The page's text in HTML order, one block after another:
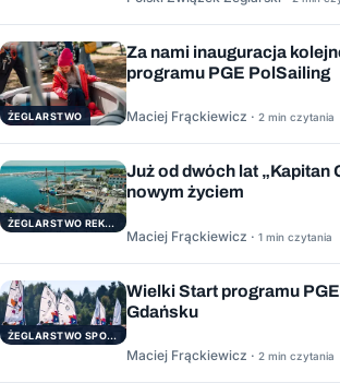
ŻEGLARSTWO
Za nami inauguracja
programu PGE PolSailing
Maciej Frąckiewicz · 2 min czytania
ŻEGLARSTWO REKERACYJNE
Już od dwóch lat „Kapitan
nowym życiem
Maciej Frąckiewicz · 1 min czytania
ŻEGLARSTWO SPORTOWE
Wielki Start programu
Gdańsku
Maciej Frąckiewicz · 2 min czytania